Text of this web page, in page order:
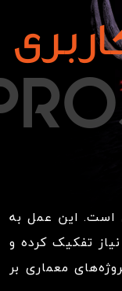
RO
است. این عمل به
تفکیک کرده و
معماری بر